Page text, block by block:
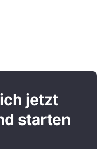
jetzt
starten